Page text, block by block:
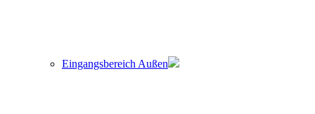
Eingangsbereich Außen